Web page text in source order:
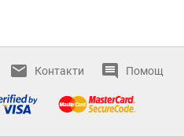
Контакти Помощ